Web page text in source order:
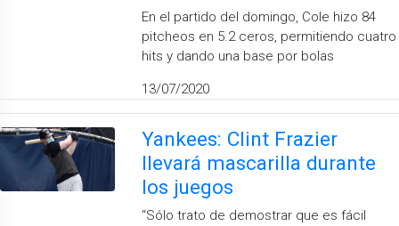
En el partido del domingo, Cole hizo 84
pitcheos en 5.2 ceros, permitiendo cuatro
hits y dando una base por bolas
13/07/2020
Yankees: Clint Frazier
llevará mascarilla durante
los juegos
“Sólo trato de demostrar que es fácil